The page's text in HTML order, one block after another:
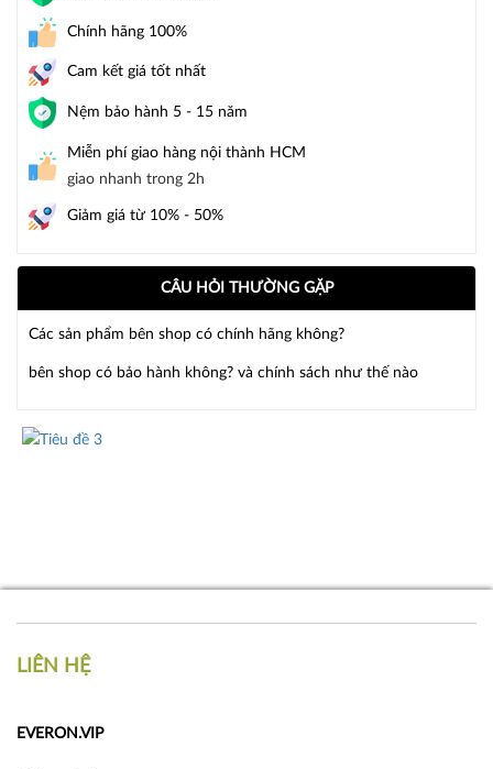
Chính hãng 100%
Cam kết giá tốt nhất
Nệm bảo hành 5 - 15 năm
Miễn phí giao hàng nội thành HCM
giao nhanh trong 2h
Giảm giá từ 10% - 50%
CÂU HỎI THƯỜNG GẶP
Các sản phẩm bên shop có chính hãng không?
bên shop có bảo hành không? và chính sách như thế nào
LIÊN HỆ
EVERON.VIP